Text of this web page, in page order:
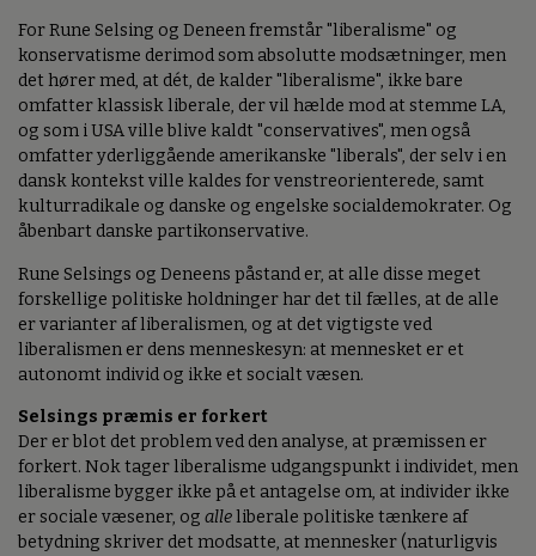
For Rune Selsing og Deneen fremstår "liberalisme" og
konservatisme derimod som absolutte modsætninger, men
det hører med, at dét, de kalder "liberalisme", ikke bare
omfatter klassisk liberale, der vil hælde mod at stemme LA,
og som i USA ville blive kaldt "conservatives", men også
omfatter yderliggående amerikanske "liberals", der selv i en
dansk kontekst ville kaldes for venstreorienterede, samt
kulturradikale og danske og engelske socialdemokrater. Og
åbenbart danske partikonservative.
Rune Selsings og Deneens påstand er, at alle disse meget
forskellige politiske holdninger har det til fælles, at de alle
er varianter af liberalismen, og at det vigtigste ved
liberalismen er dens menneskesyn: at mennesket er et
autonomt individ og ikke et socialt væsen.
Selsings præmis er forkert
Der er blot det problem ved den analyse, at præmissen er
forkert. Nok tager liberalisme udgangspunkt i individet, men
liberalisme bygger ikke på et antagelse om, at individer ikke
er sociale væsener, og alleliberale politiske tænkere af
betydning skriver det modsatte, at mennesker (naturligvis